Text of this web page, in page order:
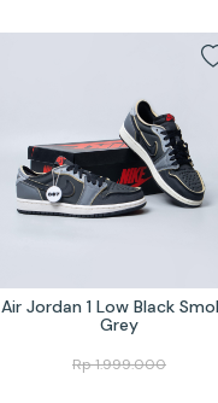
Air Jordan 1 Low Black
Grey
Rp1.999.000